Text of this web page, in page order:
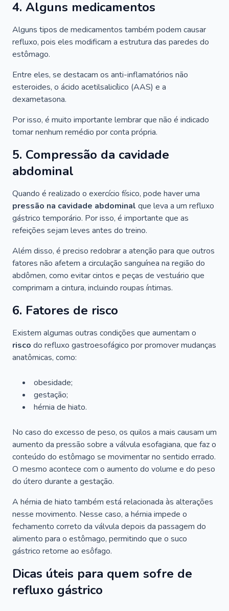
4. Alguns medicamentos
Alguns tipos de medicamentos também podem causar
refluxo, pois eles modificam a estrutura das paredes do
estômago.
Entre eles, se destacam os anti-inflamatórios não
esteroides, o ácido acetilsalicílico (AAS) e a
dexametasona.
Por isso, é muito importante lembrar que não é indicado
tomar nenhum remédio por conta própria.
5. Compressão da cavidade
abdominal
Quando é realizado o exercício físico, pode haver uma
pressão na cavidade abdominal que leva a um refluxo
gástrico temporário. Por isso, é importante que as
refeições sejam leves antes do treino.
Além disso, é preciso redobrar a atenção para que outros
fatores não afetem a circulação sanguínea na região do
abdômen, como evitar cintos e peças de vestuário que
comprimam a cintura, incluindo roupas íntimas.
6. Fatores de risco
Existem algumas outras condições que aumentam o
risco do refluxo gastroesofágico por promover mudanças
anatômicas, como:
obesidade;
gestação;
hérnia de hiato.
No caso do excesso de peso, os quilos a mais causam um
aumento da pressão sobre a válvula esofagiana, que faz o
conteúdo do estômago se movimentar no sentido errado.
O mesmo acontece com o aumento do volume e do peso
do útero durante a gestação.
A hérnia de hiato também está relacionada às alterações
nesse movimento. Nesse caso, a hérnia impede o
fechamento correto da válvula depois da passagem do
alimento para o estômago, permitindo que o suco
gástrico retorne ao esôfago.
Dicas úteis para quem sofre de
refluxo gástrico